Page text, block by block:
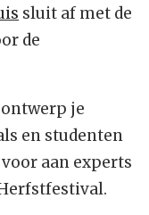
sluit af met de
de
je
en studenten
aan experts